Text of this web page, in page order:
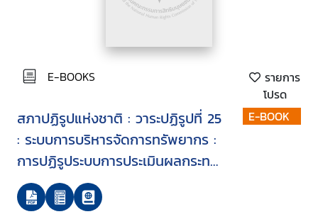
E-BOOKS
รายการ
โปรด
สภาปฏิรูปแห่งชาติ : วาระปฏิรูปที่ 25
: ระบบการบริหารจัดการทรัพยากร :
การปฏิรูประบบการประเมินผลกระทบ
สิ่งแวดล้อม
E-BOOK